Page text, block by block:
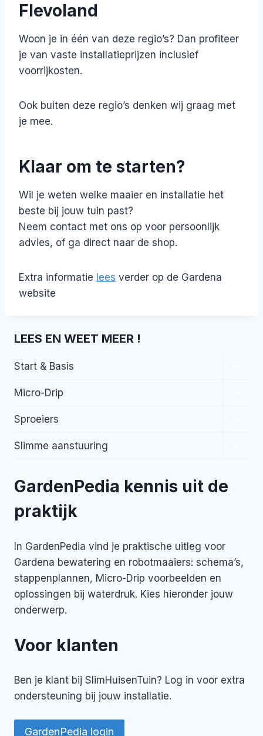
Flevoland
Woon je in één van deze regio’s? Dan profiteer
je van vaste installatieprijzen inclusief
voorrijkosten.
Ook buiten deze regio’s denken wij graag met
je mee.
Klaar om te starten?
Wil je weten welke maaier en installatie het
beste bij jouw tuin past?
Neem contact met ons op voor persoonlijk
advies, of ga direct naar de shop.
Extra informatie lees verder op de Gardena
website
LEES EN WEET MEER !
Start & Basis
Micro-Drip
Sproeiers
Slimme aanstuuring
GardenPedia kennis uit de
praktijk
In GardenPedia vind je praktische uitleg voor
Gardena bewatering en robotmaaiers: schema’s,
stappenplannen, Micro-Drip voorbeelden en
oplossingen bij waterdruk. Kies hieronder jouw
onderwerp.
Voor klanten
Ben je klant bij SlimHuisenTuin? Log in voor extra
ondersteuning bij jouw installatie.
GardenPedia login